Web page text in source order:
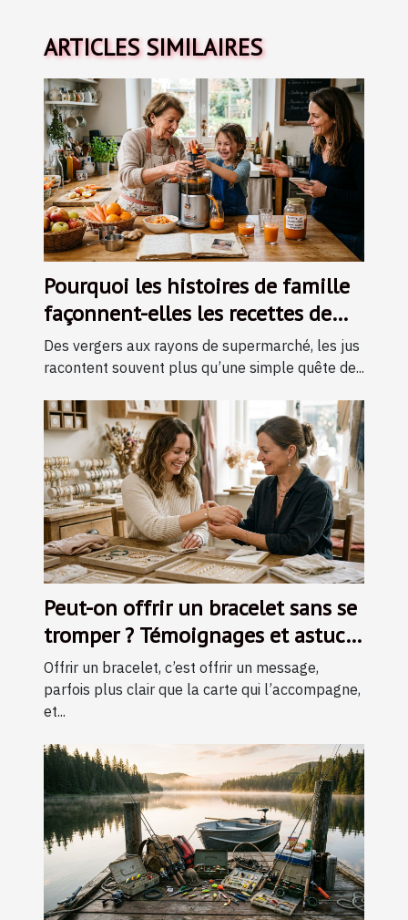
ARTICLES SIMILAIRES
Pourquoi les histoires de famille
façonnent-elles les recettes de
jus ?
Des vergers aux rayons de supermarché, les jus
racontent souvent plus qu’une simple quête de...
Peut-on offrir un bracelet sans se
tromper ? Témoignages et astuces
d’experts
Offrir un bracelet, c’est offrir un message,
parfois plus clair que la carte qui l’accompagne,
et...